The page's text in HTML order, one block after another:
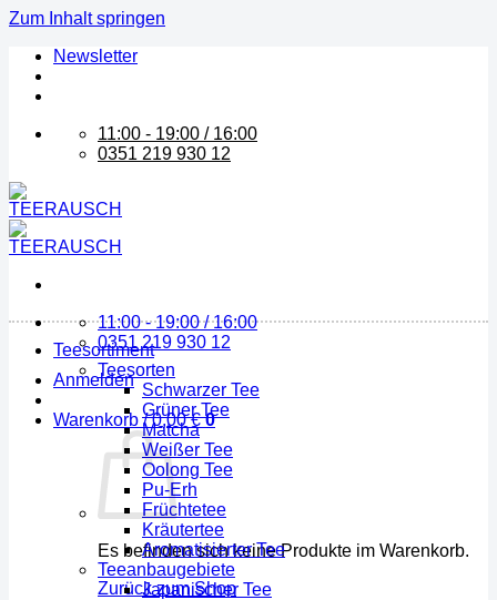
Zum Inhalt springen
Newsletter
11:00 - 19:00 / 16:00
0351 219 930 12
11:00 - 19:00 / 16:00
0351 219 930 12
Anmelden
Warenkorb /0,00€ 0
Es befinden sich keine Produkte im Warenkorb.
Zurück zum Shop
Teesortiment
Teesorten
Schwarzer Tee
Grüner Tee
Matcha
Weißer Tee
Oolong Tee
Pu-Erh
Früchtetee
Kräutertee
Aromatisierter Tee
Teeanbaugebiete
Japanischer Tee